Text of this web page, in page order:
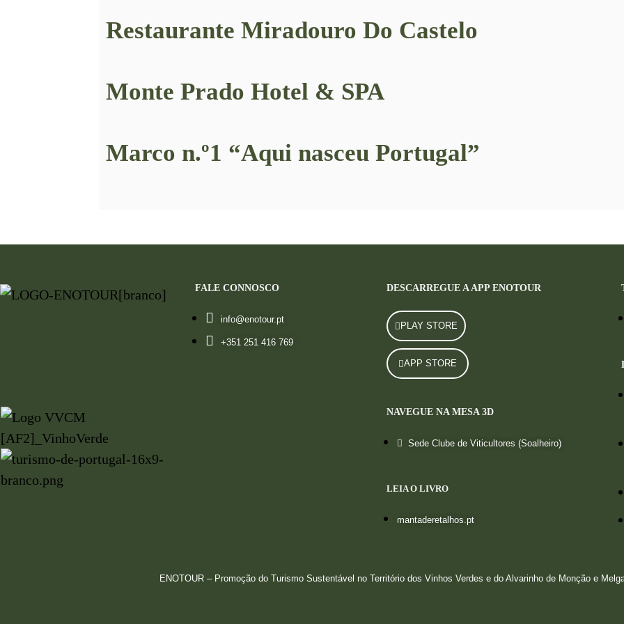
Restaurante Miradouro Do Castelo
Monte Prado Hotel & SPA
Marco n.º1 “Aqui nasceu Portugal”
FALE CONNOSCO
info@enotour.pt
+351 251 416 769
DESCARREGUE A APP ENOTOUR
PLAY STORE
APP STORE
NAVEGUE NA MESA 3D
Sede Clube de Viticultores (Soalheiro)
LEIA O LIVRO
mantaderetalhos.pt
ENOTOUR – Promoção do Turismo Sustentável no Território dos Vinhos Verdes e do Alvarinho de Monção e